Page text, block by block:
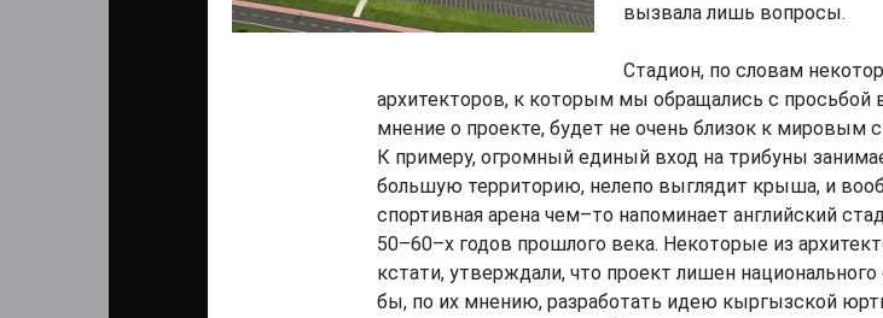
вызвала лишь вопросы.
Стадион, по словам
архитекторов, к которым мы обращались с просьбой
мнение о проекте, будет не очень близок к мировым
К примеру, огромный единый вход на трибуны
большую территорию, нелепо выглядит крыша, и
спортивная арена чем–то напоминает английский
50–60–х годов прошлого века. Некоторые из
кстати, утверждали, что проект лишен
бы, по их мнению, разработать идею кыргызской